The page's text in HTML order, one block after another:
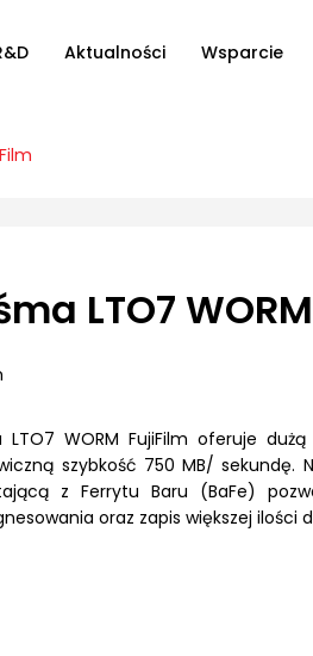
Aktualności Wsparcie
LTO7
LTO7 WORM FujiFilm oferuje
szybkość 750 MB/ sekundę.
z Ferrytu Baru (BaFe)
oraz zapis większej ilości